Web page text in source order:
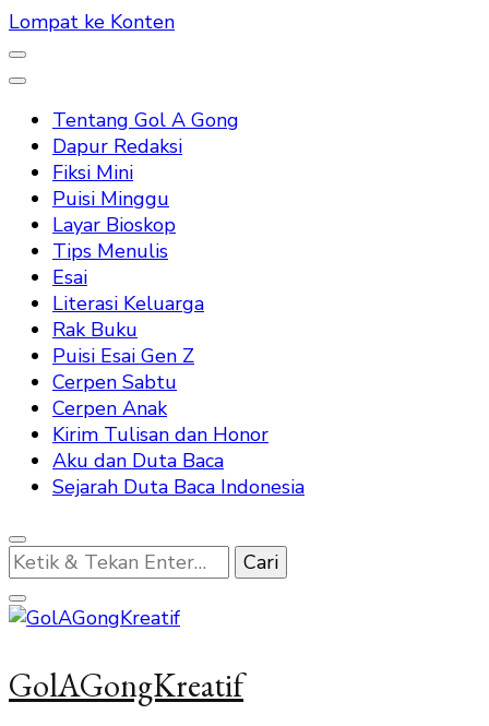
Lompat ke Konten
Tentang Gol A Gong
Dapur Redaksi
Fiksi Mini
Puisi Minggu
Layar Bioskop
Tips Menulis
Esai
Literasi Keluarga
Rak Buku
Puisi Esai Gen Z
Cerpen Sabtu
Cerpen Anak
Kirim Tulisan dan Honor
Aku dan Duta Baca
Sejarah Duta Baca Indonesia
Mencari
Sesuatu?
GolAGongKreatif